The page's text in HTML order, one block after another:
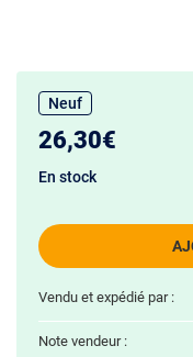
Neuf
26,30€
En stock
Vendu et expédié par :
Note vendeur :